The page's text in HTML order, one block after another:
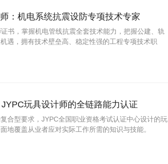
：机电系统抗震设防专项技术专家
书，掌握机电管线抗震全套技术能力，把握公建、轨
遇，拥有技术壁垒高、稳定性强的工程专项技术职
玩具设计师的全链路能力认证
合型要求，JYPC全国职业资格考试认证中心设计的玩
地覆盖从业者应对实际工作所需的知识与技能。